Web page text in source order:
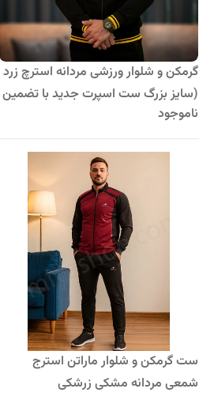
گرمکن و شلوار ورزشی مردانه استرچ زرد
(سایز بزرگ ست اسپرت جدید با تضمین
کیفیت کپی
ناموجود
ست گرمکن و شلوار ماراتن استرج
شمعی مردانه مشکی زرشکی